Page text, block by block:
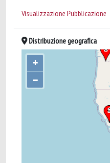
Visualizzazione Pubblicazione
Distribuzione geografica
+
–